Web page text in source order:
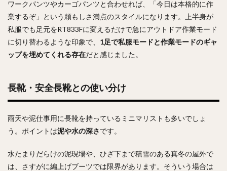
ワークパンツやカーゴパンツと合わせれば、「今日は本格的に作
業するぞ」という頼もしさ満点のスタイルになります。上半身が
私服でも足元をRT833Fに変えるだけで急にアウトドア作業モード
に切り替わるような印象で、 1足で私服モードと作業モードのギャ
ップを埋めてくれる存在だと感じました。
長靴・安全長靴との使い分け
雨天や泥仕事用に長靴を持っているミニマリストも多いでしょ
う。ポイントは泥や水の深さです。
水たまりだらけの泥現場や、ひざ下まで積雪のある真冬の屋外で
は、さすがに編上げブーツでは限界があります。そういう場合は